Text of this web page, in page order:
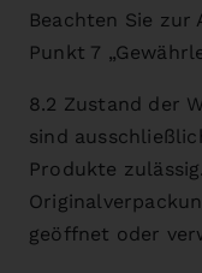
Beachten Sie zur
Punkt 7
8.2 Zustand der
sind
Produkte
geöffnet oder